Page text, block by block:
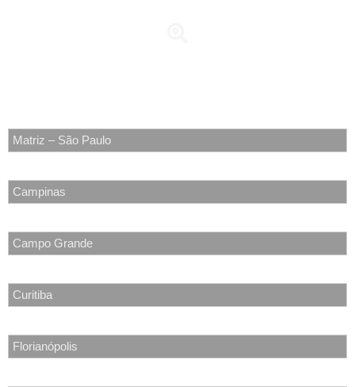
Matriz – São Paulo
Campinas
Campo Grande
Curitiba
Florianópolis